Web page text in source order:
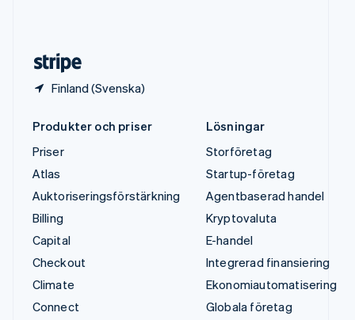
Finland (Svenska)
Produkter och priser
Priser
Atlas
Auktoriseringsförstärkning
Billing
Capital
Checkout
Climate
Connect
Lösningar
Storföretag
Startup-företag
Agentbaserad handel
Kryptovaluta
E-handel
Integrerad finansiering
Ekonomiautomatisering
Globala företag